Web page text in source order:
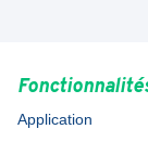
Application